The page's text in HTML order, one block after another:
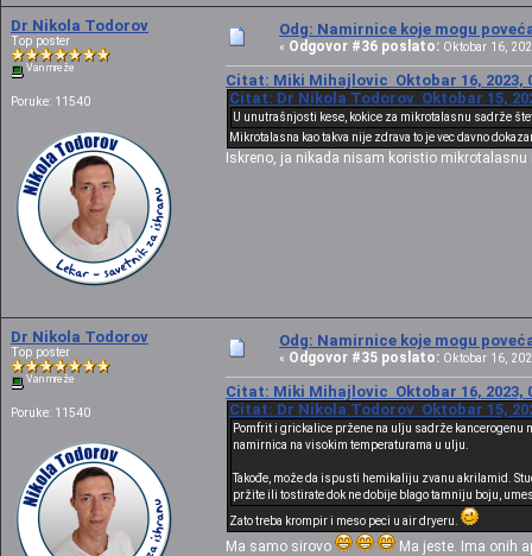
Dr Nikola Todorov
Top poster
Van mreže
Poruke: 11540
Odg: Namirnice koje mogu
« Odgovor #36 poslato: Oktobar 16,
Citat: Miki Mihajlovic Oktobar 16, 2023,
Citat: Dr Nikola Todorov Oktobar 15,
U unutrašnjosti kese, kokice za mikrotalasnu sadrže
Mikrotalasna kao takva nije zdrava to je vec davno
Iskreno, ja nikada nisam koristio
Dr Nikola Todorov
Top poster
Van mreže
Poruke: 11540
Odg: Namirnice koje mogu
« Odgovor #35 poslato: Oktobar 16,
Citat: Miki Mihajlovic Oktobar 16, 2023,
Citat: Dr Nikola Todorov Oktobar 15,
Pomfrit i grickalice pržene na ulju sadrže
namirnica na visokim temperaturama u ulju.
Takođe, može da ispusti hemikaliju zvanu akrilamid.
pržite ili tostirate dok ne dobije blago tamniju boju,
Zato treba krompir i meso peci u air dryeru.
Ma samo sirovo Ma jeste. Ima onih